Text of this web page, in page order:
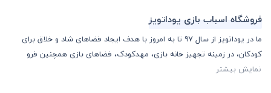
فروشگاه اسباب بازی یوداتویز
ما در یوداتویز از سال 97 تا به امروز با هدف ایجاد فضاهای شاد و خلاق برای
کودکان، در زمینه تجهیز خانه بازی، مهدکودک، فضاهای بازی همچنین فرو
نمایش بیشتر